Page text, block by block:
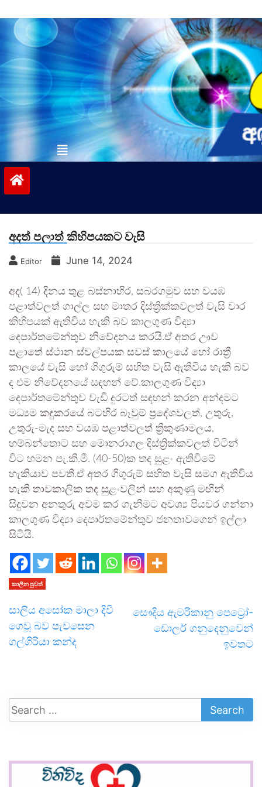
to
contentvinivida.lk
අදත් පලාත් කිහිපයකට වැසි
Editor June 14, 2024
අද( 14) දිනය තුළ බස්නාහිර, සබරගමුව සහ වයඹ
පළාත්වලත් ගාල්ල සහ මාතර දිස්ත්‍රික්කවලත් වැසි වාර
කිහිපයක් ඇතිවිය හැකි බව කාලගුණ විද්‍යා
දෙපාර්තමේන්තුව නිවේදනය කරයි.ඒ අතර ඌව
පළාතේ ස්ථාන ස්වල්පයක සවස් කාලයේ හෝ රාත්‍රී
කාලයේ වැසි හෝ ගිගුරුම් සහිත වැසි ඇතිවිය හැකි බව
ද එම නිවේදනයේ සඳහන් වේ.කාලගුණ විද්‍යා
දෙපාර්තමේන්තුව වැඩි දුරටත් සඳහන් කරන අන්දමට
මධ්‍යම කඳුකරයේ බටහිර බෑවුම් ප්‍රදේශවලත්, උතුරු,
උතුරු-මැද සහ වයඹ පළාත්වලත් ත්‍රිකුණාමලය,
හම්බන්තොට සහ මොනරාගල දිස්ත්‍රික්කවලත් විටින්
විට හමන පැ.කි.මී. (40-50)ක තද සුළං ඇතිවිමේ
හැකියාව පවතී.ඒ අතර ගිගුරුම් සහිත වැසි සමග ඇතිවිය
හැකි තාවකාලික තද සුළංවලින් සහ අකුණු මඟින්
සිදුවන අනතුරු අවම කර ගැනීමට අවශ්‍ය පියවර ගන්නා
කාලගුණ විද්‍යා දෙපාර්තමේන්තුව ජනතාවගෙන් ඉල්ලා
සිටියි.
කාලීන පුවත්
සාලිය අසෝක මාලා දිවි
ගෙවූ බව පැවසෙන
ගල්ගිරියා කන්ද
සෞදිය ඇමරිකානු පෙට්‍රෝ-
ඩොලර් ගනුදෙනුවෙන්
ඉවතට